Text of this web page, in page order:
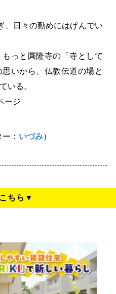
、日々の勤めにはげんでい
っと圓隆寺の「寺として
いから、仏教伝道の場と
いる。
ージ
： いづみ）
ちら▼